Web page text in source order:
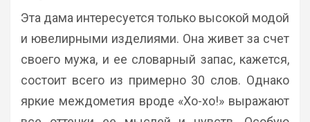
Эта дама интересуется только высокой модой
и ювелирными изделиями. Она живет за счет
своего мужа, и ее словарный запас, кажется,
состоит всего из примерно 30 слов. Однако
яркие междометия вроде «Хо-хо!» выражают